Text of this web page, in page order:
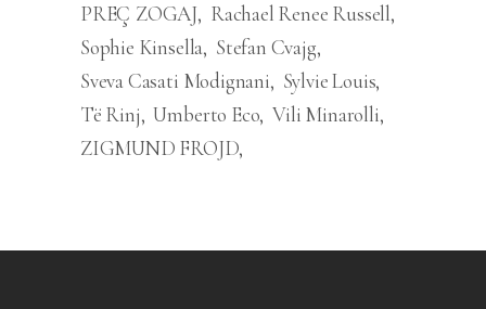
PREÇ ZOGAJ
Rachael Renee Russell
Sophie Kinsella Stefan Cvajg
Sveva Casati Modignani
Sylvie Louis
Të Rinj Umberto Eco Vili Minarolli
ZIGMUND FROJD